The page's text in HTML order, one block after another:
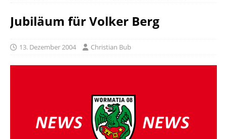
Jubiläum für Volker Berg
13. Dezember 2004 Christian Bub